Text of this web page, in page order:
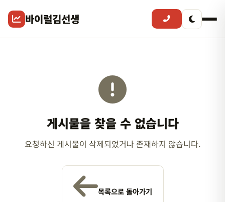
바이럴김선생
게시물을 찾을 수 없습니다
요청하신 게시물이 삭제되었거나 존재하지 않습니다.
목록으로 돌아가기